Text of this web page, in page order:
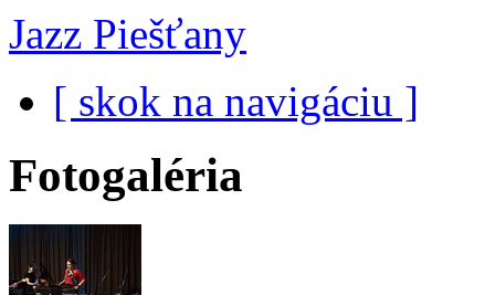
Jazz Piešťany
[ skok na navigáciu ]
Fotogaléria